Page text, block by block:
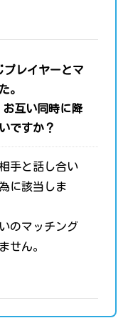
プレイヤーとマ
。
お互い同時に降
ですか？
手と話し合い
に該当しま
のマッチング
せん。